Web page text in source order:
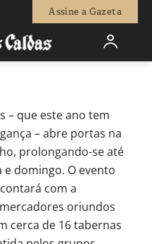
Assine a Gazeta
1037 0
– que este ano tem
– abre portas na
prolongando-se até
domingo. O evento
com a
oriundos
cerca de 16 tabernas